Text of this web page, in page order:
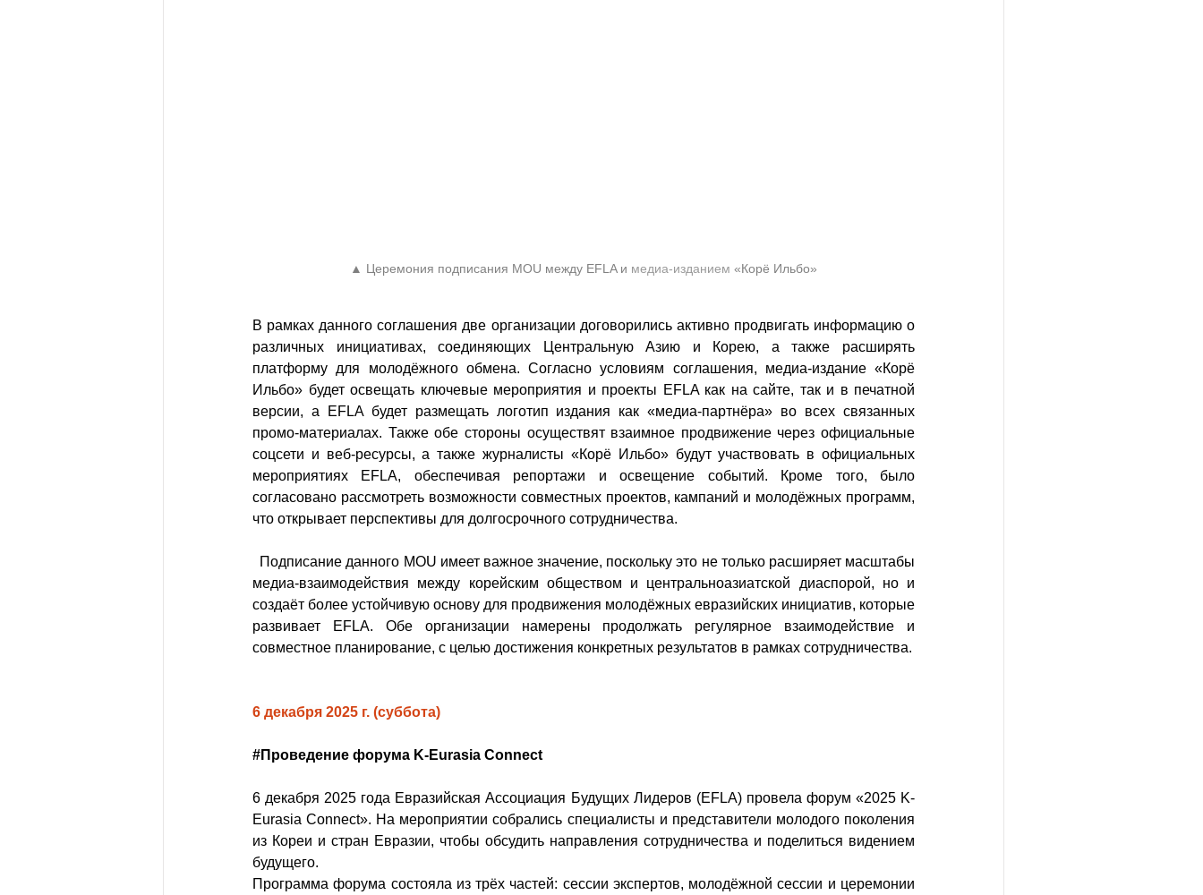
▲ Церемония подписания MOU между EFLA и медиа-изданием «Корё Ильбо»
В рамках данного соглашения две организации договорились активно продвигать информацию о
различных инициативах, соединяющих Центральную Азию и Корею, а также расширять
платформу для молодёжного обмена. Согласно условиям соглашения, медиа-издание «Корё
Ильбо» будет освещать ключевые мероприятия и проекты EFLA как на сайте, так и в печатной
версии, а EFLA будет размещать логотип издания как «медиа-партнёра» во всех связанных
промо-материалах. Также обе стороны осуществят взаимное продвижение через официальные
соцсети и веб-ресурсы, а также журналисты «Корё Ильбо» будут участвовать в официальных
мероприятиях EFLA, обеспечивая репортажи и освещение событий. Кроме того, было
согласовано рассмотреть возможности совместных проектов, кампаний и молодёжных программ,
что открывает перспективы для долгосрочного сотрудничества.
Подписание данного MOU имеет важное значение, поскольку это не только расширяет масштабы
медиа-взаимодействия между корейским обществом и центральноазиатской диаспорой, но и
создаёт более устойчивую основу для продвижения молодёжных евразийских инициатив, которые
развивает EFLA. Обе организации намерены продолжать регулярное взаимодействие и
совместное планирование, с целью достижения конкретных результатов в рамках сотрудничества.
6 декабря 2025 г. (суббота)
#Проведение форума K-Eurasia Connect
6 декабря 2025 года Евразийская Ассоциация Будущих Лидеров (EFLA) провела форум «2025 K-
Eurasia Connect». На мероприятии собрались специалисты и представители молодого поколения
из Кореи и стран Евразии, чтобы обсудить направления сотрудничества и поделиться видением
будущего.
Программа форума состояла из трёх частей: сессии экспертов, молодёжной сессии и церемонии